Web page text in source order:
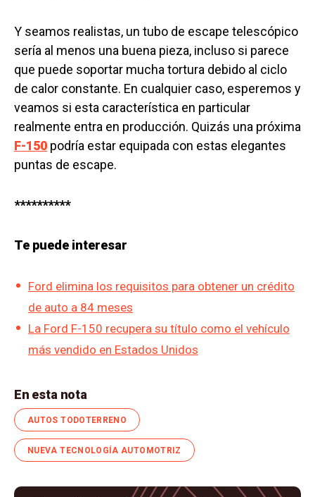
Y seamos realistas, un tubo de escape telescópico
sería al menos una buena pieza, incluso si parece
que puede soportar mucha tortura debido al ciclo
de calor constante. En cualquier caso, esperemos y
veamos si esta característica en particular
realmente entra en producción. Quizás una próxima
F-150 podría estar equipada con estas elegantes
puntas de escape.
**********
Te puede interesar
Ford elimina los requisitos para obtener un crédito
de auto a 84 meses
La Ford F-150 recupera su título como el vehículo
más vendido en Estados Unidos
En esta nota
AUTOS TODOTERRENO
NUEVA TECNOLOGÍA AUTOMOTRIZ